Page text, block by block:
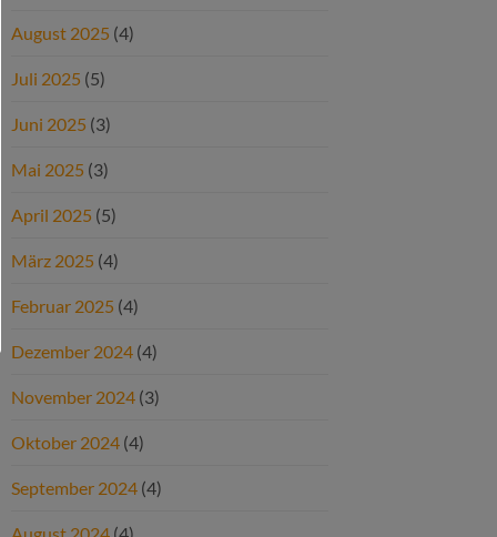
August 2025 (4)
Juli 2025 (5)
Juni 2025 (3)
Mai 2025 (3)
April 2025 (5)
März 2025 (4)
Februar 2025 (4)
Dezember 2024 (4)
November 2024 (3)
Oktober 2024 (4)
September 2024 (4)